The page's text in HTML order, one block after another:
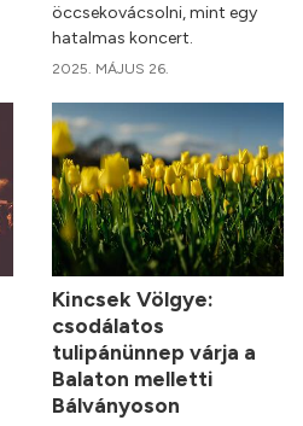
öccsekovácsolni, mint egy
hatalmas koncert.
2025. MÁJUS 26.
Kincsek Völgye:
csodálatos
tulipánünnep várja a
Balaton melletti
Bálványoson